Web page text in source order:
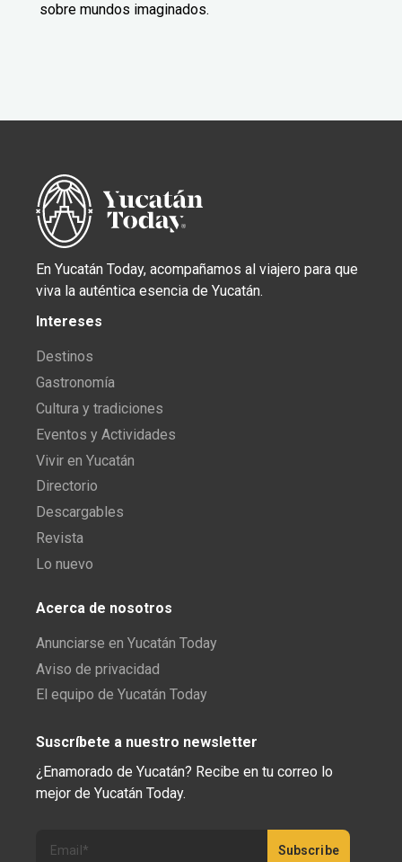
sobre mundos imaginados.
En Yucatán Today, acompañamos al viajero para que
viva la auténtica esencia de Yucatán.
Intereses
Destinos
Gastronomía
Cultura y tradiciones
Eventos y Actividades
Vivir en Yucatán
Directorio
Descargables
Revista
Lo nuevo
Acerca de nosotros
Anunciarse en Yucatán Today
Aviso de privacidad
El equipo de Yucatán Today
Suscríbete a nuestro newsletter
¿Enamorado de Yucatán? Recibe en tu correo lo
mejor de Yucatán Today.